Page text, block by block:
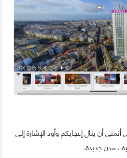
أن ينال إعجابكم وأود الإشارة إلى
مدن جديدة.